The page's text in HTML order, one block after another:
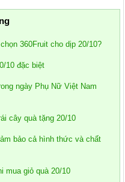
360Fruit cho dịp 20/10?
10 đặc biệt
ngày Phụ Nữ Việt Nam
cây quà tặng 20/10
bảo cả hình thức và chất
mua giỏ quà 20/10